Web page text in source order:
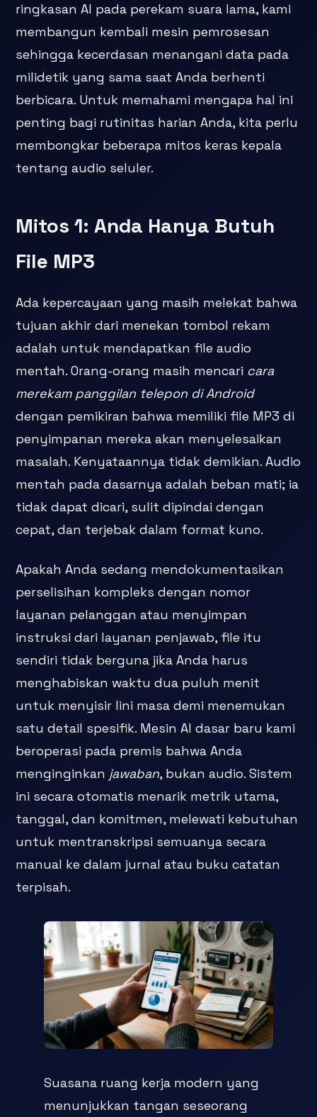
ringkasan AI pada perekam suara lama, kami
membangun kembali mesin pemrosesan
sehingga kecerdasan menangani data pada
milidetik yang sama saat Anda berhenti
berbicara. Untuk memahami mengapa hal ini
penting bagi rutinitas harian Anda, kita perlu
membongkar beberapa mitos keras kepala
tentang audio seluler.
Mitos 1: Anda Hanya Butuh
File MP3
Ada kepercayaan yang masih melekat bahwa
tujuan akhir dari menekan tombol rekam
adalah untuk mendapatkan file audio
mentah. Orang-orang masih mencari cara
merekam panggilan telepon di Android
dengan pemikiran bahwa memiliki file MP3 di
penyimpanan mereka akan menyelesaikan
masalah. Kenyataannya tidak demikian. Audio
mentah pada dasarnya adalah beban mati; ia
tidak dapat dicari, sulit dipindai dengan
cepat, dan terjebak dalam format kuno.
Apakah Anda sedang mendokumentasikan
perselisihan kompleks dengan nomor
layanan pelanggan atau menyimpan
instruksi dari layanan penjawab, file itu
sendiri tidak berguna jika Anda harus
menghabiskan waktu dua puluh menit
untuk menyisir lini masa demi menemukan
satu detail spesifik. Mesin AI dasar baru kami
beroperasi pada premis bahwa Anda
menginginkan jawaban, bukan audio. Sistem
ini secara otomatis menarik metrik utama,
tanggal, dan komitmen, melewati kebutuhan
untuk mentranskripsi semuanya secara
manual ke dalam jurnal atau buku catatan
terpisah.
Suasana ruang kerja modern yang
menunjukkan tangan seseorang